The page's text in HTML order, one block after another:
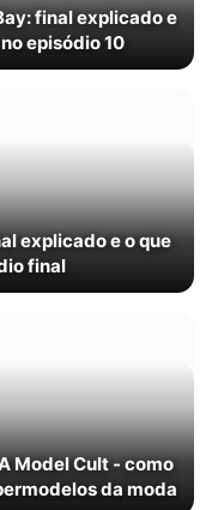
final explicado e
episódio 10
explicado e o que
final
Model Cult - como
da moda